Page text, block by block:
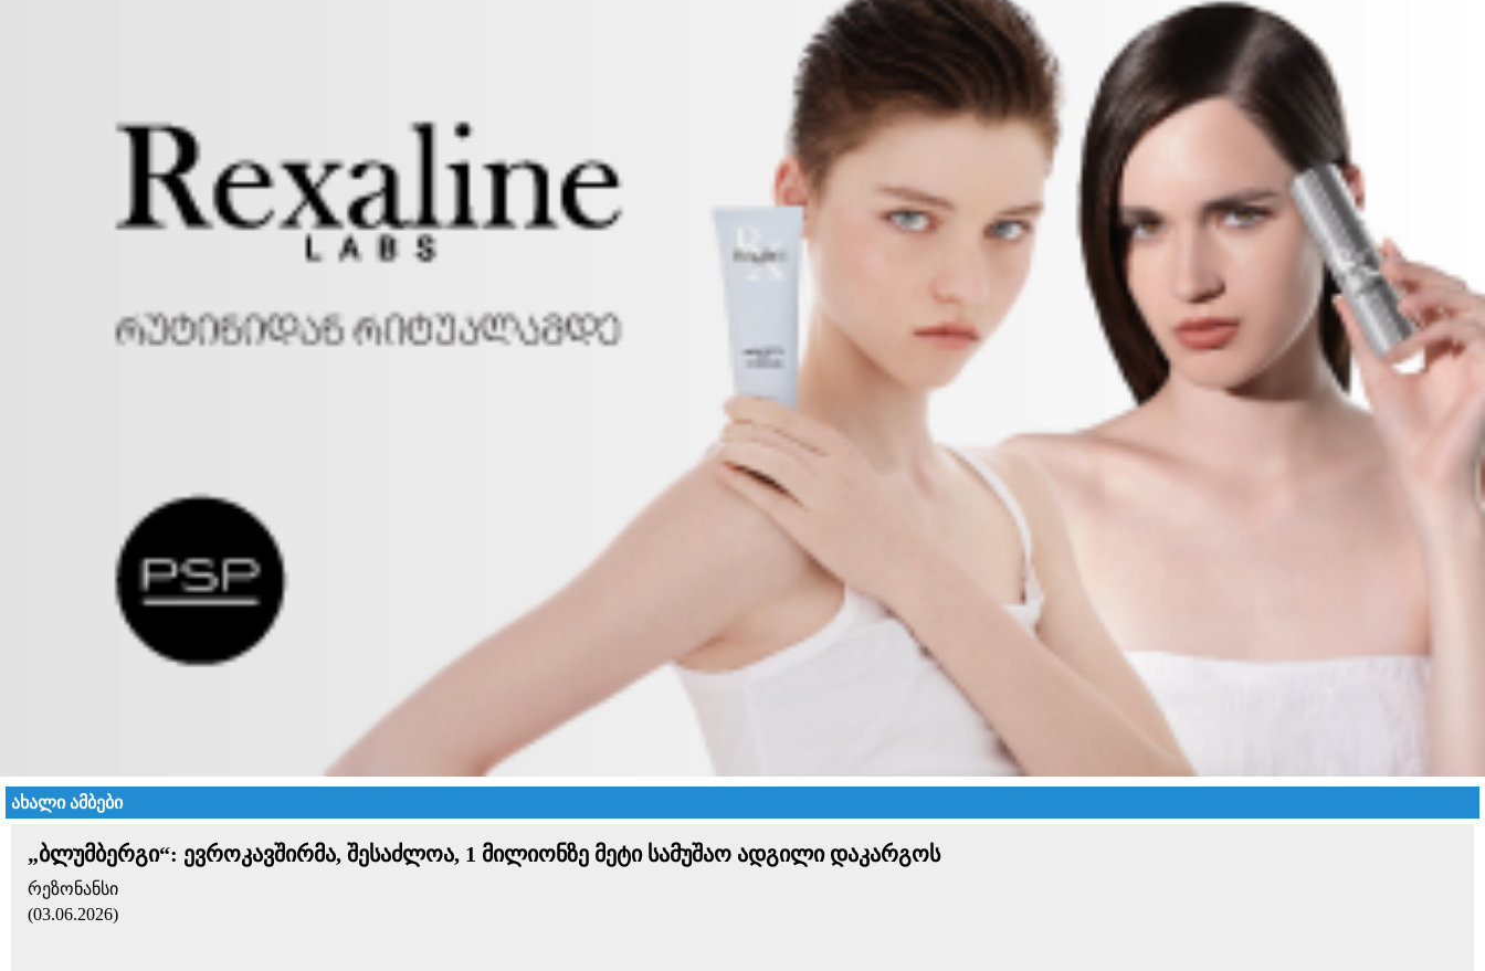
ახალი ამბები
„ბლუმბერგი“: ევროკავშირმა, შესაძლოა, 1 მილიონზე მეტი სამუშაო ადგილი დაკარგოს
რეზონანსი
(03.06.2026)